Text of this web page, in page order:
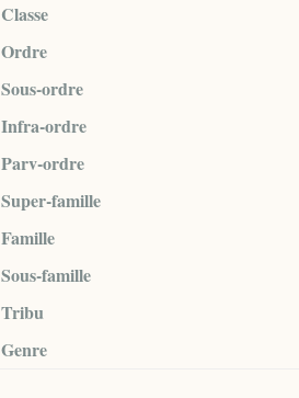
Classe
Ordre
Sous-ordre
Infra-ordre
Parv-ordre
Super-famille
Famille
Sous-famille
Tribu
Genre